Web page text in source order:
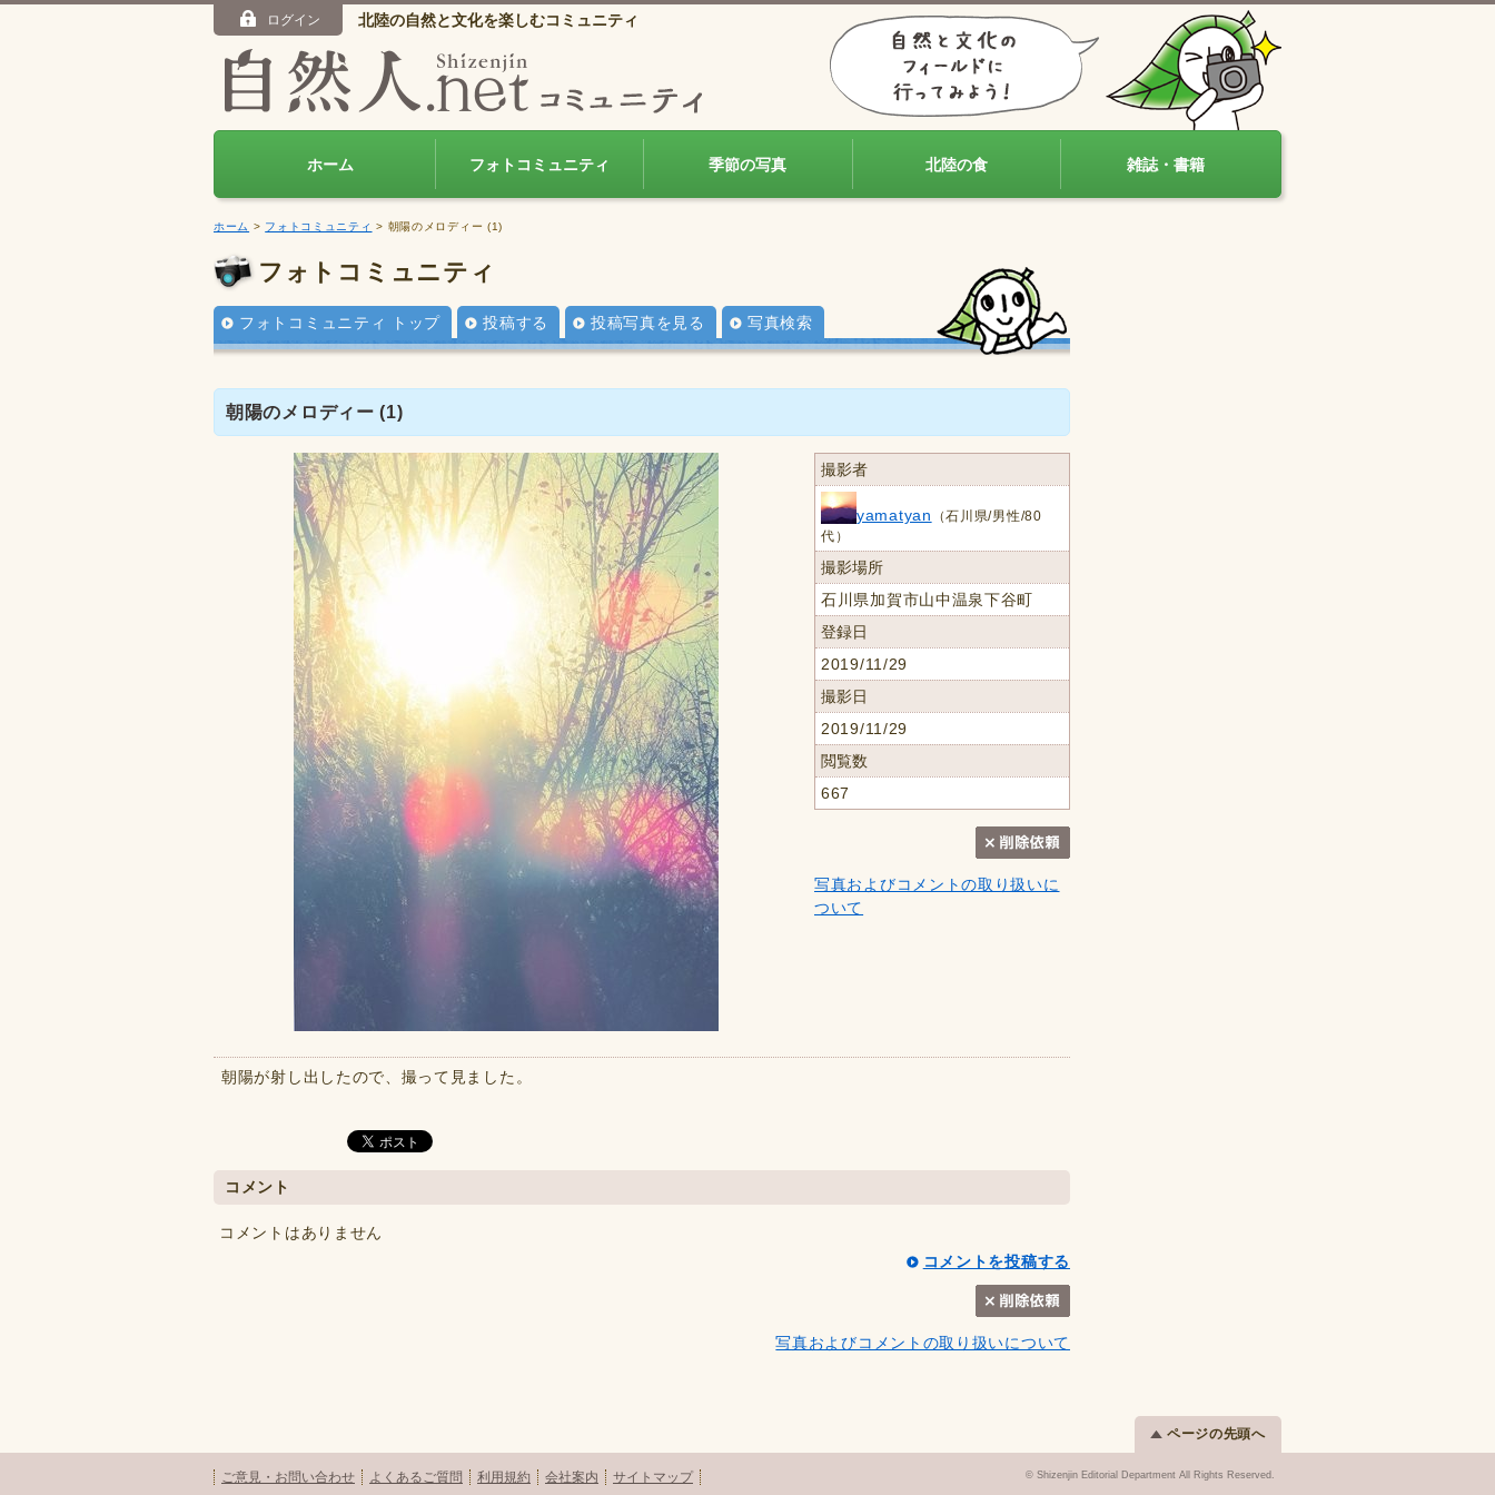
ログイン 北陸の自然と文化を楽しむコミュニティ
ホーム フォトコミュニティ 季節の写真 北陸の食 雑誌・書籍
ホーム > フォトコミュニティ > 朝陽のメロディー (1)
フォトコミュニティ
フォトコミュニティ トップ 投稿する 投稿写真を見る 写真検索
朝陽のメロディー (1)
撮影者
yamatyan
（石川県/男性/80
代）
撮影場所
石川県加賀市山中温泉下谷町
登録日
2019/11/29
撮影日
2019/11/29
閲覧数
667
写真およびコメントの取り扱いに
ついて
朝陽が射し出したので、撮って見ました。
コメント
コメントはありません
コメントを投稿する
写真およびコメントの取り扱いについて
ページの先頭へ
ご意見・お問い合わせ よくあるご質問 利用規約 会社案内 サイトマップ © Shizenjin Editorial Department All Rights Reserved.